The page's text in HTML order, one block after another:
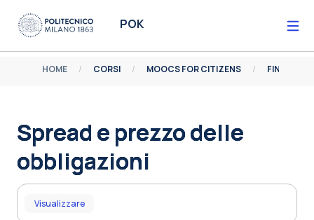
POK
HOME CORSI MOOCS FOR CITIZENS FINANZA
Spread e prezzo delle
obbligazioni
Aggregazione dei criteri
Visualizzare